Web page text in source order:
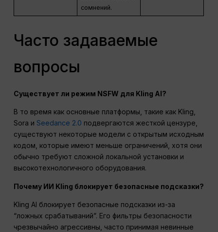
сомнений.
Часто задаваемые
вопросы
Существует ли режим NSFW для Kling AI?
В то время как основные платформы, такие как Kling,
Sora иSeedance 2.0 подвергаются жесткой цензуре,
существуют некоторые модели с открытым исходным
кодом, которые имеют меньше ограничений, хотя они
обычно требуют сложной локальной установки и
высокотехнологичного оборудования.
Почему ИИ Kling блокирует безопасные подсказки?
Kling AI блокирует безопасные подсказки из-за
“ложных срабатываний”. Его фильтры безопасности
чрезвычайно агрессивны, часто принимая невинные